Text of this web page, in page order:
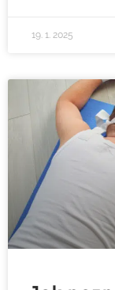
19. 1. 2025